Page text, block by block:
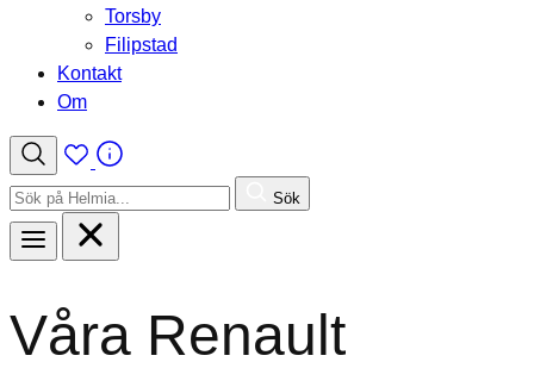
Torsby
Filipstad
Kontakt
Om
Sök
efter:
Sök
Våra Renault